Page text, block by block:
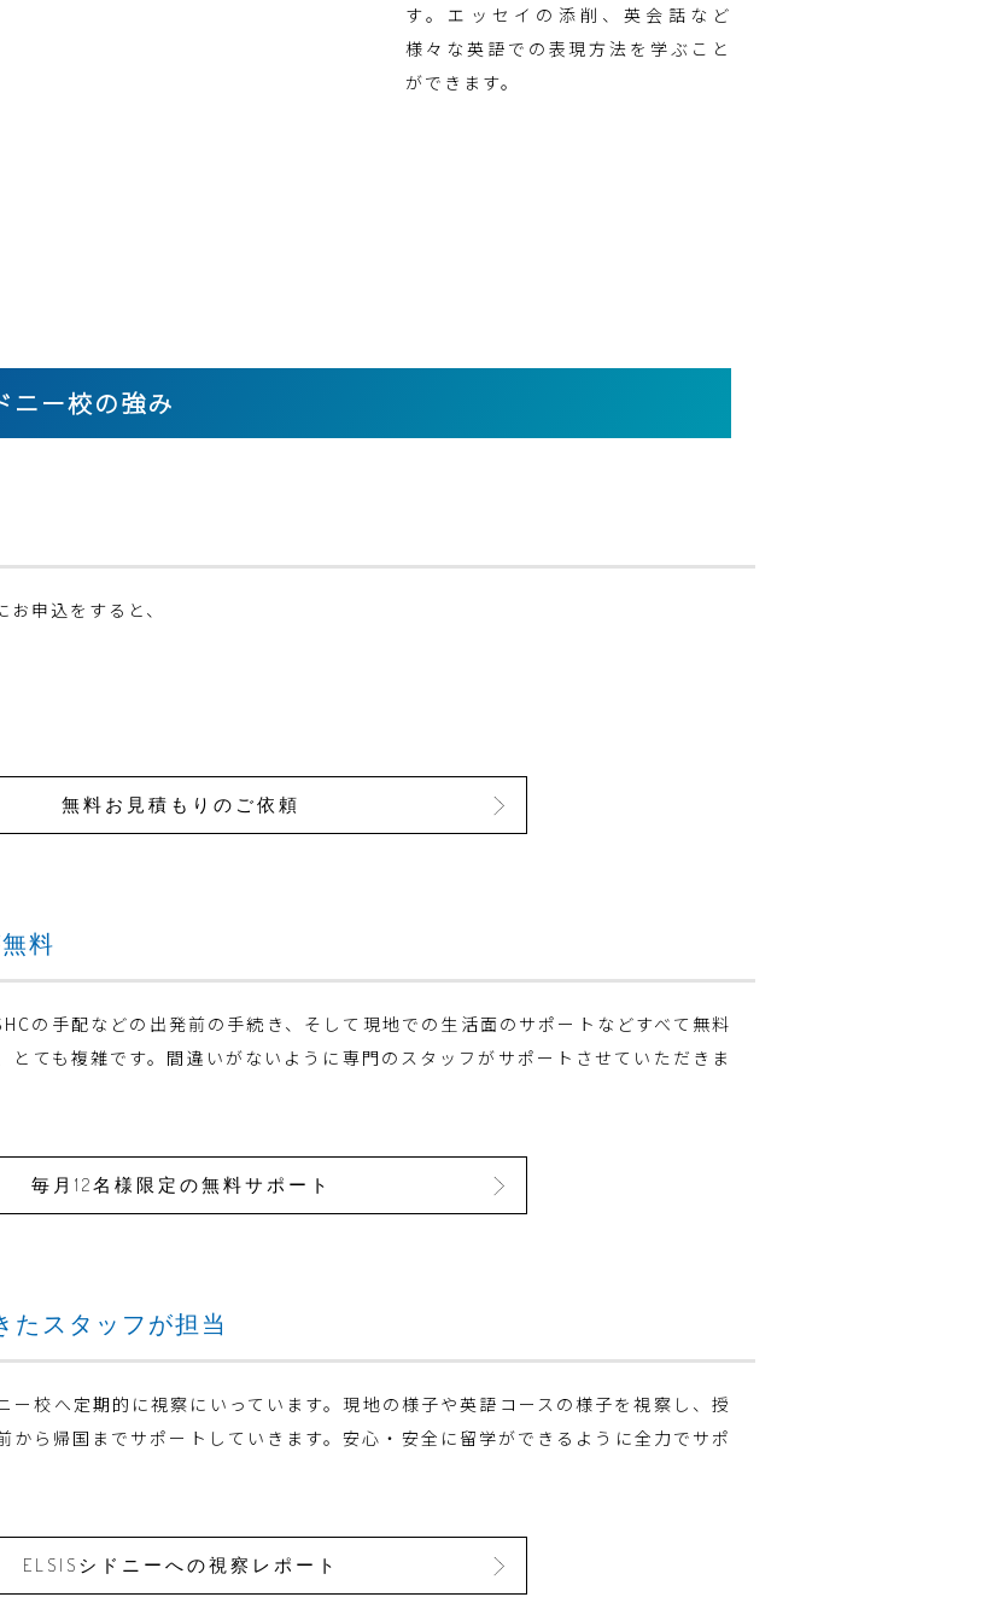
す。エッセイの添削、英会話など
様々な英語での表現方法を学ぶこと
ができます。
ニー校の強み
申込をすると、
無料お見積もりのご依頼
料
の手配などの出発前の手続き、そして現地での生活面のサポートなどすべて無料
とても複雑です。間違いがないように専門のスタッフがサポートさせていただきま
毎月12名様限定の無料サポート
たスタッフが担当
ー校へ定期的に視察にいっています。現地の様子や英語コースの様子を視察し、授
から帰国までサポートしていきます。安心・安全に留学ができるように全力でサポ
ELSISシドニーへの視察レポート